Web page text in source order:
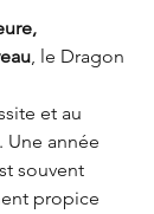
, le Dragon
et au
Une année
souvent
propice